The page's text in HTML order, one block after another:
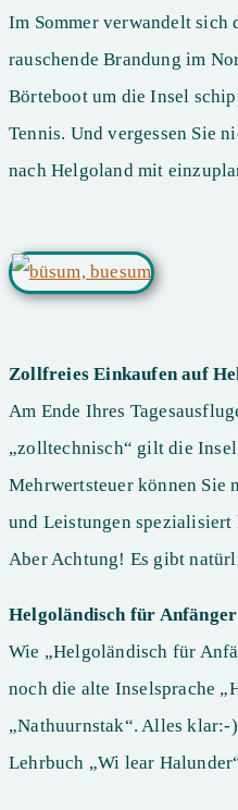
Im Sommer verwandelt sich
rauschende Brandung im
Börteboot um die Insel
Tennis. Und vergessen Sie
nach Helgoland mit
Zollfreies Einkaufen auf
Am Ende Ihres
„zolltechnisch“ gilt die
Mehrwertsteuer können Sie
und Leistungen
Aber Achtung! Es gibt
Helgoländisch für Anfänger
Wie „Helgoländisch für
noch die alte Inselsprache
„Nathuurnstak“. Alles
Lehrbuch „Wi lear